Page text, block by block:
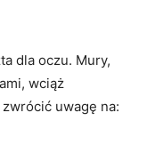
dla oczu. Mury,​
wciąż
uwagę ⁣na: